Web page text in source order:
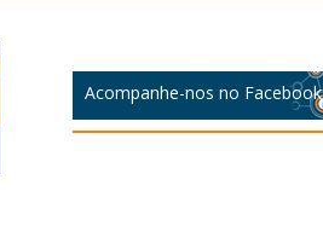
Acompanhe-nos no Facebook